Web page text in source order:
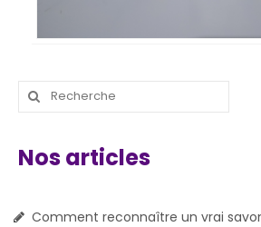
Nos articles
Comment reconnaître un vrai